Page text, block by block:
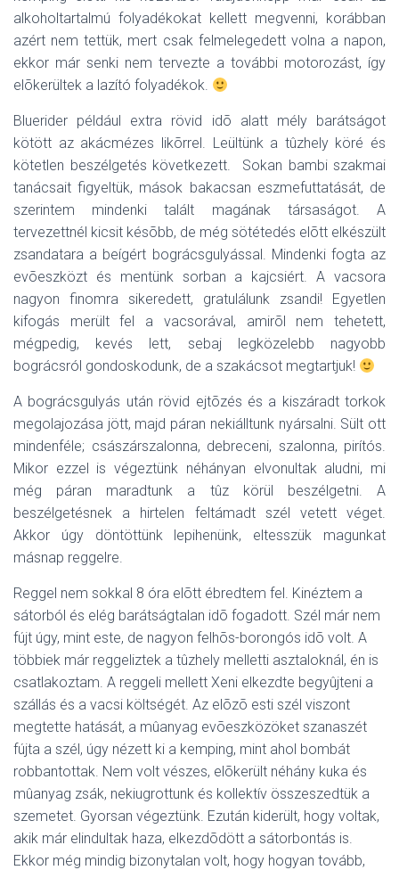
alkoholtartalmú folyadékokat kellett megvenni, korábban
azért nem tettük, mert csak felmelegedett volna a napon,
ekkor már senki nem tervezte a további motorozást, így
elõkerültek a lazító folyadékok.
Bluerider például extra rövid idõ alatt mély barátságot
kötött az akácmézes likõrrel. Leültünk a tûzhely köré és
kötetlen beszélgetés következett. Sokan bambi szakmai
tanácsait figyeltük, mások bakacsan eszmefuttatását, de
szerintem mindenki talált magának társaságot. A
tervezettnél kicsit késõbb, de még sötétedés elõtt elkészült
zsandatara a beígért bográcsgulyással. Mindenki fogta az
evõeszközt és mentünk sorban a kajcsiért. A vacsora
nagyon finomra sikeredett, gratulálunk zsandi! Egyetlen
kifogás merült fel a vacsorával, amirõl nem tehetett,
mégpedig, kevés lett, sebaj legközelebb nagyobb
bográcsról gondoskodunk, de a szakácsot megtartjuk!
A bográcsgulyás után rövid ejtõzés és a kiszáradt torkok
megolajozása jött, majd páran nekiálltunk nyársalni. Sült ott
mindenféle; császárszalonna, debreceni, szalonna, pirítós.
Mikor ezzel is végeztünk néhányan elvonultak aludni, mi
még páran maradtunk a tûz körül beszélgetni. A
beszélgetésnek a hirtelen feltámadt szél vetett véget.
Akkor úgy döntöttünk lepihenünk, eltesszük magunkat
másnap reggelre.
Reggel nem sokkal 8 óra elõtt ébredtem fel. Kinéztem a
sátorból és elég barátságtalan idõ fogadott. Szél már nem
fújt úgy, mint este, de nagyon felhõs-borongós idõ volt. A
többiek már reggeliztek a tûzhely melletti asztaloknál, én is
csatlakoztam. A reggeli mellett Xeni elkezdte begyûjteni a
szállás és a vacsi költségét. Az elõzõ esti szél viszont
megtette hatását, a mûanyag evõeszközöket szanaszét
fújta a szél, úgy nézett ki a kemping, mint ahol bombát
robbantottak. Nem volt vészes, elõkerült néhány kuka és
mûanyag zsák, nekiugrottunk és kollektív összeszedtük a
szemetet. Gyorsan végeztünk. Ezután kiderült, hogy voltak,
akik már elindultak haza, elkezdõdött a sátorbontás is.
Ekkor még mindig bizonytalan volt, hogy hogyan tovább,